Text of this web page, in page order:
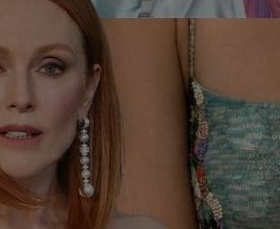
Przechowywanie informacji na urządzeniu
badnie odbiorców i ulepszanie usług.
Lista